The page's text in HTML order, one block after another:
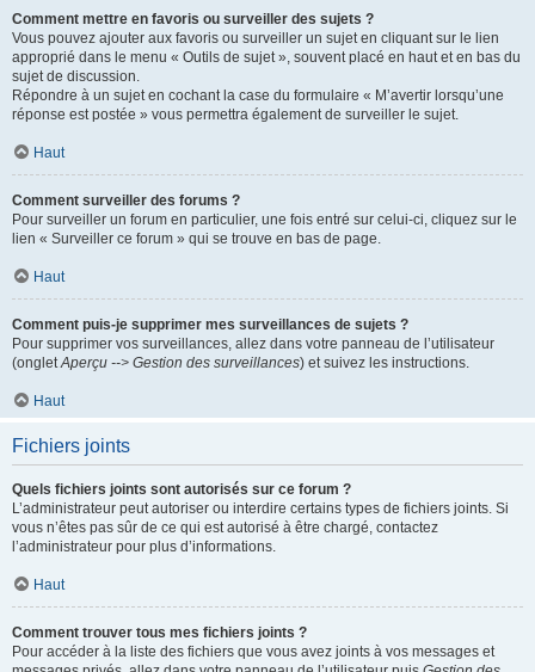
Comment mettre en favoris ou surveiller des sujets ?
Vous pouvez ajouter aux favoris ou surveiller un sujet en cliquant sur le lien
approprié dans le menu « Outils de sujet », souvent placé en haut et en bas du
sujet de discussion.
Répondre à un sujet en cochant la case du formulaire « M’avertir lorsqu’une
réponse est postée » vous permettra également de surveiller le sujet.
Haut
Comment surveiller des forums ?
Pour surveiller un forum en particulier, une fois entré sur celui-ci, cliquez sur le
lien « Surveiller ce forum » qui se trouve en bas de page.
Haut
Comment puis-je supprimer mes surveillances de sujets ?
Pour supprimer vos surveillances, allez dans votre panneau de l’utilisateur
(ongletAperçu --> Gestion des surveillances) et suivez les instructions.
Haut
Fichiers joints
Quels fichiers joints sont autorisés sur ce forum ?
L’administrateur peut autoriser ou interdire certains types de fichiers joints. Si
vous n’êtes pas sûr de ce qui est autorisé à être chargé, contactez
l’administrateur pour plus d’informations.
Haut
Comment trouver tous mes fichiers joints ?
Pour accéder à la liste des fichiers que vous avez joints à vos messages et